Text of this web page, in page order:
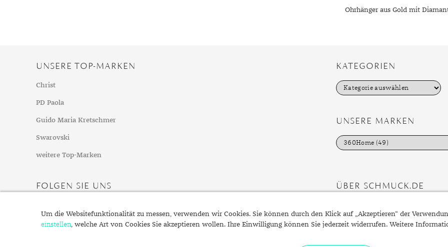
Ohrhänger aus Gold mit
UNSERE TOP-MARKEN
Christ
PD Paola
Guido Maria Kretschmer
Swarovski
weitere Top-Marken
KATEGORIEN
K
a
o
i
e
UNSERE MARKEN
FOLGEN SIE UNS ÜBER SCHMUCK.DE
Kontakt
Um die Websitefunktionalität zu messen, verwenden wir Cookies. Sie können durch den Klick auf „Akzeptieren“ der
einstellen, welche Art von Cookies Sie akzeptieren wollen. Ihre Einwilligung können Sie jederzeit widerrufen. Weitere